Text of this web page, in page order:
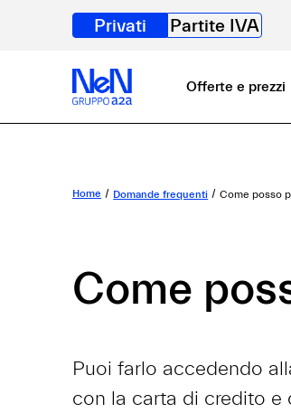
Privati Partite IVA
Offerte e prezzi
Home Domande frequenti Come posso
Come
Puoi farlo accedendo
con la carta di credito e